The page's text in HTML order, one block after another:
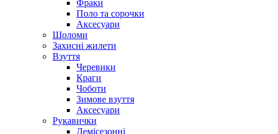
Фраки
Поло та сорочки
Аксесуари
Шоломи
Захисні жилети
Взуття
Черевики
Краги
Чоботи
Зимове взуття
Аксесуари
Рукавички
Демісезонні